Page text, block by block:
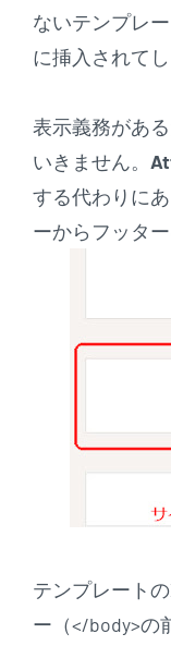
ないテンプレ
に挿入されてし
表示義務があ
いきません。
する代わりに
ーからフッタ
テンプレート
ー（</body>の